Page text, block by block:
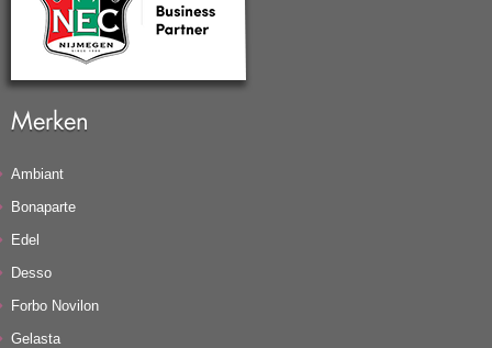
Merken
Ambiant
Bonaparte
Edel
Desso
Forbo Novilon
Gelasta